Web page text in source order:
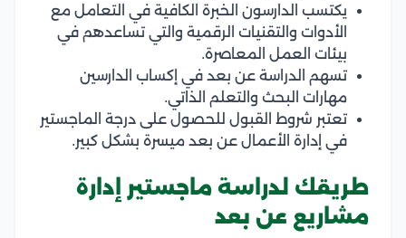
يكتسب الدارسون الخبرة الكافية في التعامل مع
الأدوات والتقنيات الرقمية والتي تساعدهم في
بيئات العمل المعاصرة.
تسهم الدراسة عن بعد في إكساب الدارسين
مهارات البحث والتعلم الذاتي.
تعتبر شروط القبول للحصول على درجة الماجستير
في إدارة الأعمال عن بعد ميسرة بشكل كبير.
طريقك لدراسة ماجستير إدارة
مشاريع عن بعد